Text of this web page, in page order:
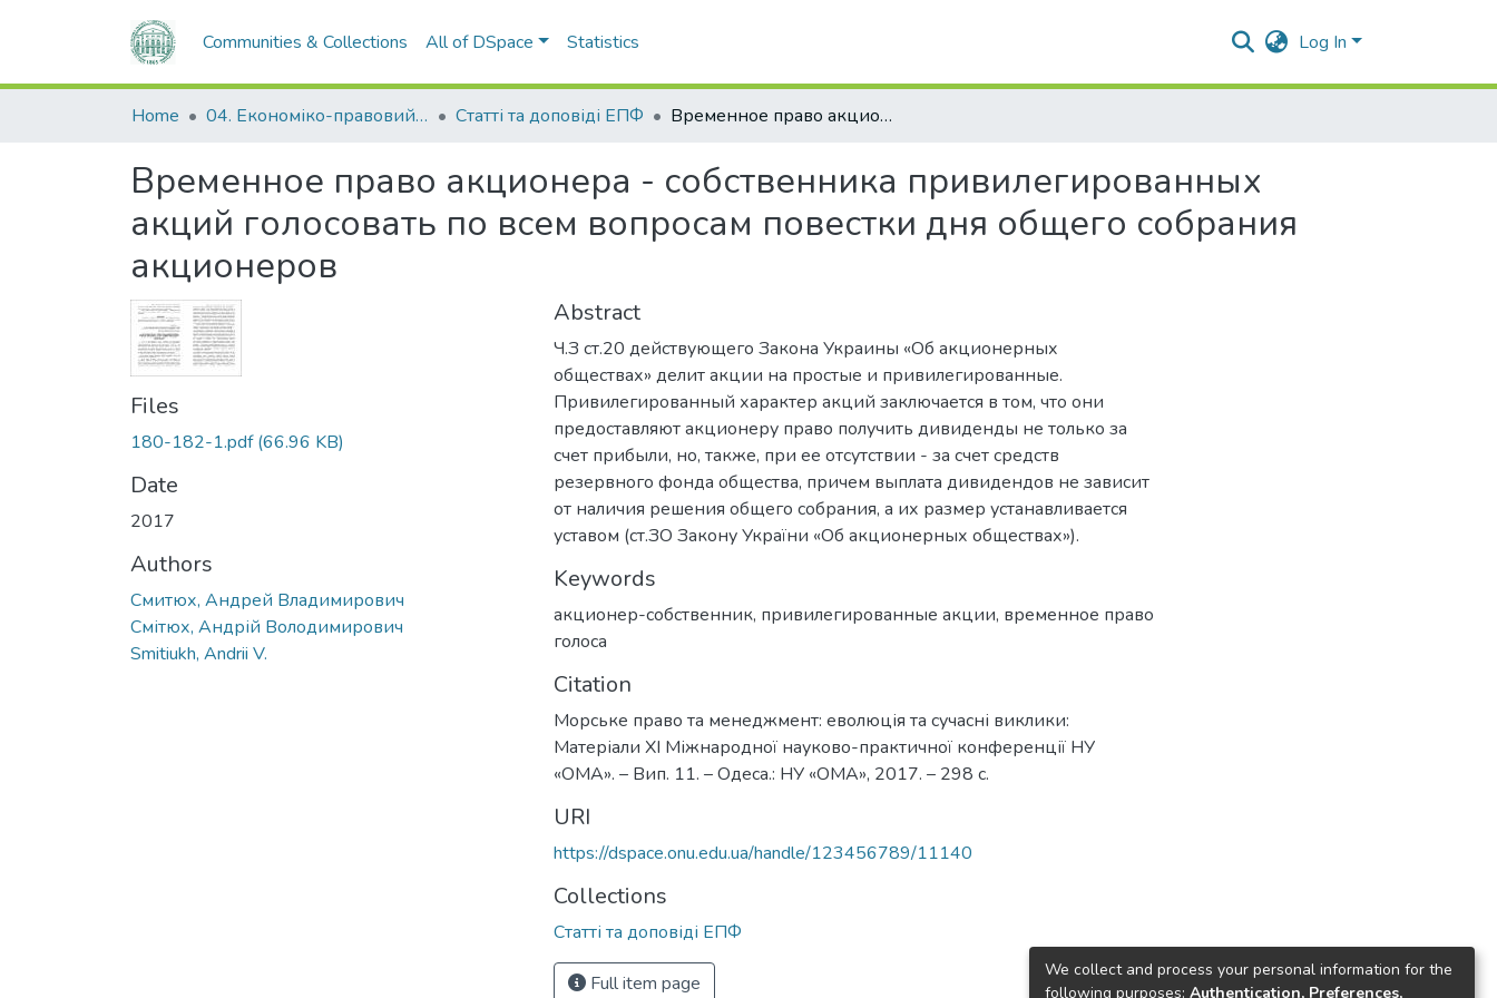
Communities & Collections All of DSpace Statistics Log In
Home 04. Економіко-правовий факультет Статті та доповіді ЕПФ Временное право акционера - собственника привилегированных акций голосовать по всем вопросам повестки дня общего собрания акционеров
Временное право акционера - собственника привилегированных
акций голосовать по всем вопросам повестки дня общего собрания
акционеров
Files
180-182-1.pdf(66.96 KB)
Date
2017
Authors
Смитюх, Андрей Владимирович
Смітюх, Андрій Володимирович
Smitiukh, Andrii V.
Abstract
Ч.З ст.20 действующего Закона Украины «Об акционерных
обществах» делит акции на простые и привилегированные.
Привилегированный характер акций заключается в том, что они
предоставляют акционеру право получить дивиденды не только за
счет прибыли, но, также, при ее отсутствии - за счет средств
резервного фонда общества, причем выплата дивидендов не зависит
от наличия решения общего собрания, а их размер устанавливается
уставом (ст.ЗО Закону України «Об акционерных обществах»).
Keywords
акционер-собственник, привилегированные акции, временное право
голоса
Citation
Морське право та менеджмент: еволюція та сучасні виклики:
Матеріали ХІ Міжнародної науково-практичної конференції НУ
«ОМА». – Вип. 11. – Одеса.: НУ «ОМА», 2017. – 298 c.
URI
https://dspace.onu.edu.ua/handle/123456789/11140
Collections
Статті та доповіді ЕПФ
Full item page
We collect and process your personal information for the
following purposes: Authentication, Preferences,